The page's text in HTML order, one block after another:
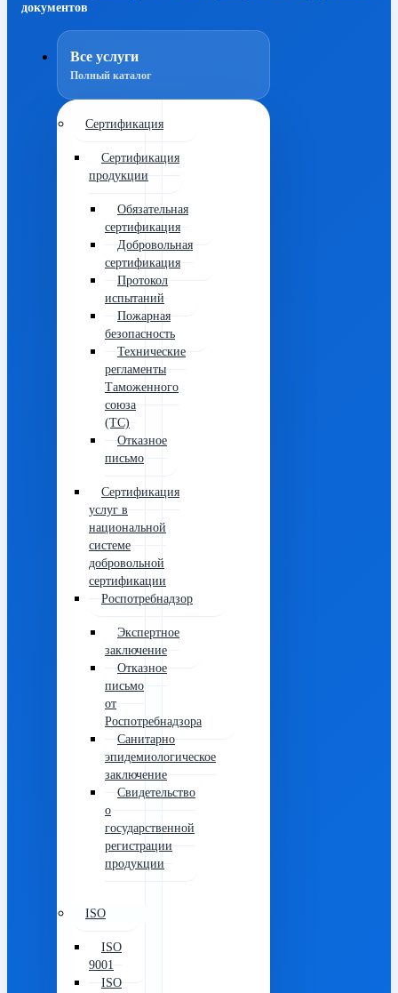
документов
Все услуги
Полный каталог
Сертификация
Сертификация
продукции
Обязательная
сертификация
Добровольная
сертификация
Протокол
испытаний
Пожарная
безопасность
Технические
регламенты
Таможенного
союза
(ТС)
Отказное
письмо
Сертификация
услуг в
национальной
системе
добровольной
сертификации
Роспотребнадзор
Экспертное
заключение
Отказное
письмо
от
Роспотребнадзора
Санитарно
эпидемиологическое
заключение
Свидетельство
о
государственной
регистрации
продукции
ISO
ISO
9001
ISO